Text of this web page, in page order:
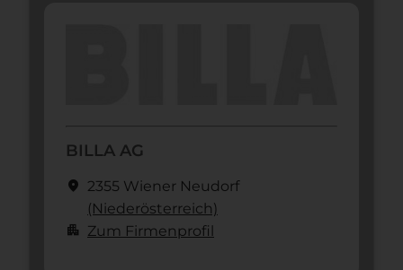
BILLA AG
location_on 2355 Wiener Neudorf
(Nieder­österreich)
apartment Zum Firmenprofil